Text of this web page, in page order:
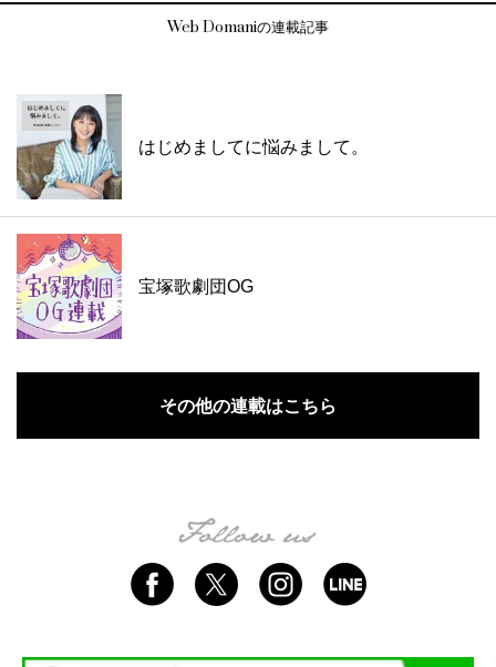
Web Domaniの連載記事
はじめましてに悩みまして。
宝塚歌劇団OG
その他の連載はこちら